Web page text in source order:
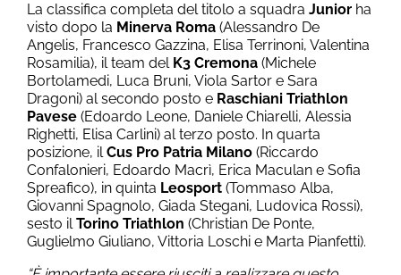
La classifica completa del titolo a squadra Junior ha
visto dopo la Minerva Roma (Alessandro De
Angelis, Francesco Gazzina, Elisa Terrinoni, Valentina
Rosamilia), il team del K3 Cremona (Michele
Bortolamedi, Luca Bruni, Viola Sartor e Sara
Dragoni) al secondo posto e Raschiani Triathlon
Pavese (Edoardo Leone, Daniele Chiarelli, Alessia
Righetti, Elisa Carlini) al terzo posto. In quarta
posizione, ilCus Pro Patria Milano (Riccardo
Confalonieri, Edoardo Macrì, Erica Maculan e Sofia
Spreafico), in quinta Leosport (Tommaso Alba,
Giovanni Spagnolo, Giada Stegani, Ludovica Rossi),
sesto ilTorino Triathlon (Christian De Ponte,
Guglielmo Giuliano, Vittoria Loschi e Marta Pianfetti).